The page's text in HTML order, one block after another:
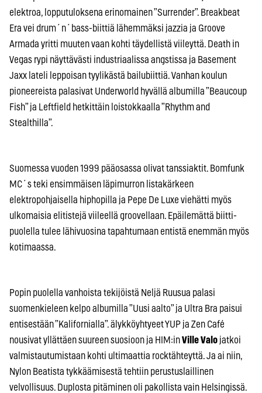
elektroa, lopputuloksena erinomainen ”Surrender”. Breakbeat
Era vei drum´n´bass-biittiä lähemmäksi jazzia ja Groove
Armada yritti muuten vaan kohti täydellistä viileyttä. Death in
Vegas rypi näyttävästi industriaalissa angstissa ja Basement
Jaxx lateli leppoisan tyylikästä bailubiittiä. Vanhan koulun
pioneereista palasivat Underworld hyvällä albumilla ”Beaucoup
Fish” ja Leftfield hetkittäin loistokkaalla ”Rhythm and
Stealthilla”.
Suomessa vuoden 1999 pääosassa olivat tanssiaktit. Bomfunk
MC´s teki ensimmäisen läpimurron listakärkeen
elektropohjaisella hiphopilla ja Pepe De Luxe viehätti myös
ulkomaisia elitistejä viileellä groovellaan. Epäilemättä biitti-
puolella tulee lähivuosina tapahtumaan entistä enemmän myös
kotimaassa.
Popin puolella vanhoista tekijöistä Neljä Ruusua palasi
suomenkieleen kelpo albumilla ”Uusi aalto” ja Ultra Bra paisui
entisestään ”Kalifornialla”. älykköyhtyeet YUP ja Zen Café
nousivat yllättäen suureen suosioon ja HIM:inVille Valo jatkoi
valmistautumistaan kohti ultimaattia rocktähteyttä. Ja ai niin,
Nylon Beatista tykkäämisestä tehtiin perustuslaillinen
velvollisuus. Duplosta pitäminen oli pakollista vain Helsingissä.